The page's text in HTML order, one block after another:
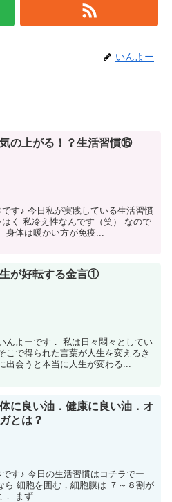
いんよー
の上がる！？生活習慣⑯
♪ 今日私が実践している生活習慣
く 私冷え性なんです（笑） なので
身体は暖かい方が免疫...
が好転する金言①
んよーです． 私は日々悶々としてい
こで得られた言葉が人生を変えるき
出会うと本当に人生が変わる...
に良い油．健康に良い油．オ
とは？
♪ 今日の生活習慣はコチラでー
細胞を囲む，細胞膜は ７～８割が
まず ...